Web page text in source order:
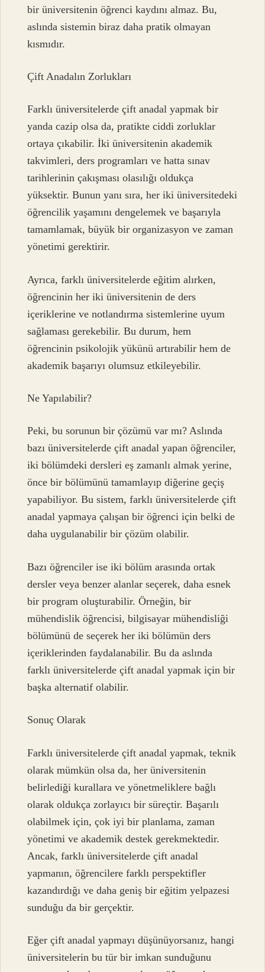
bir üniversitenin öğrenci kaydını almaz. Bu,
aslında sistemin biraz daha pratik olmayan
kısmıdır.
Çift Anadalın Zorlukları
Farklı üniversitelerde çift anadal yapmak bir
yanda cazip olsa da, pratikte ciddi zorluklar
ortaya çıkabilir. İki üniversitenin akademik
takvimleri, ders programları ve hatta sınav
tarihlerinin çakışması olasılığı oldukça
yüksektir. Bunun yanı sıra, her iki üniversitedeki
öğrencilik yaşamını dengelemek ve başarıyla
tamamlamak, büyük bir organizasyon ve zaman
yönetimi gerektirir.
Ayrıca, farklı üniversitelerde eğitim alırken,
öğrencinin her iki üniversitenin de ders
içeriklerine ve notlandırma sistemlerine uyum
sağlaması gerekebilir. Bu durum, hem
öğrencinin psikolojik yükünü artırabilir hem de
akademik başarıyı olumsuz etkileyebilir.
Ne Yapılabilir?
Peki, bu sorunun bir çözümü var mı? Aslında
bazı üniversitelerde çift anadal yapan öğrenciler,
iki bölümdeki dersleri eş zamanlı almak yerine,
önce bir bölümünü tamamlayıp diğerine geçiş
yapabiliyor. Bu sistem, farklı üniversitelerde çift
anadal yapmaya çalışan bir öğrenci için belki de
daha uygulanabilir bir çözüm olabilir.
Bazı öğrenciler ise iki bölüm arasında ortak
dersler veya benzer alanlar seçerek, daha esnek
bir program oluşturabilir. Örneğin, bir
mühendislik öğrencisi, bilgisayar mühendisliği
bölümünü de seçerek her iki bölümün ders
içeriklerinden faydalanabilir. Bu da aslında
farklı üniversitelerde çift anadal yapmak için bir
başka alternatif olabilir.
Sonuç Olarak
Farklı üniversitelerde çift anadal yapmak, teknik
olarak mümkün olsa da, her üniversitenin
belirlediği kurallara ve yönetmeliklere bağlı
olarak oldukça zorlayıcı bir süreçtir. Başarılı
olabilmek için, çok iyi bir planlama, zaman
yönetimi ve akademik destek gerekmektedir.
Ancak, farklı üniversitelerde çift anadal
yapmanın, öğrencilere farklı perspektifler
kazandırdığı ve daha geniş bir eğitim yelpazesi
sunduğu da bir gerçektir.
Eğer çift anadal yapmayı düşünüyorsanız, hangi
üniversitelerin bu tür bir imkan sunduğunu